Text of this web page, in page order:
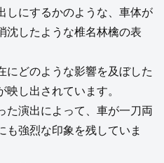
しにするかのような、車体が
沈したような椎名林檎の表
にどのような影響を及ぼした
し出されています。
た演出によって、車が一刀両
も強烈な印象を残していま